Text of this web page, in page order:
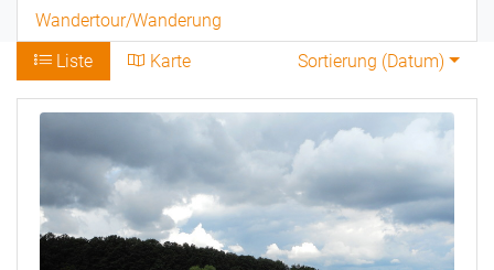
Wandertour/Wanderung
Liste
Karte Sortierung (Datum)